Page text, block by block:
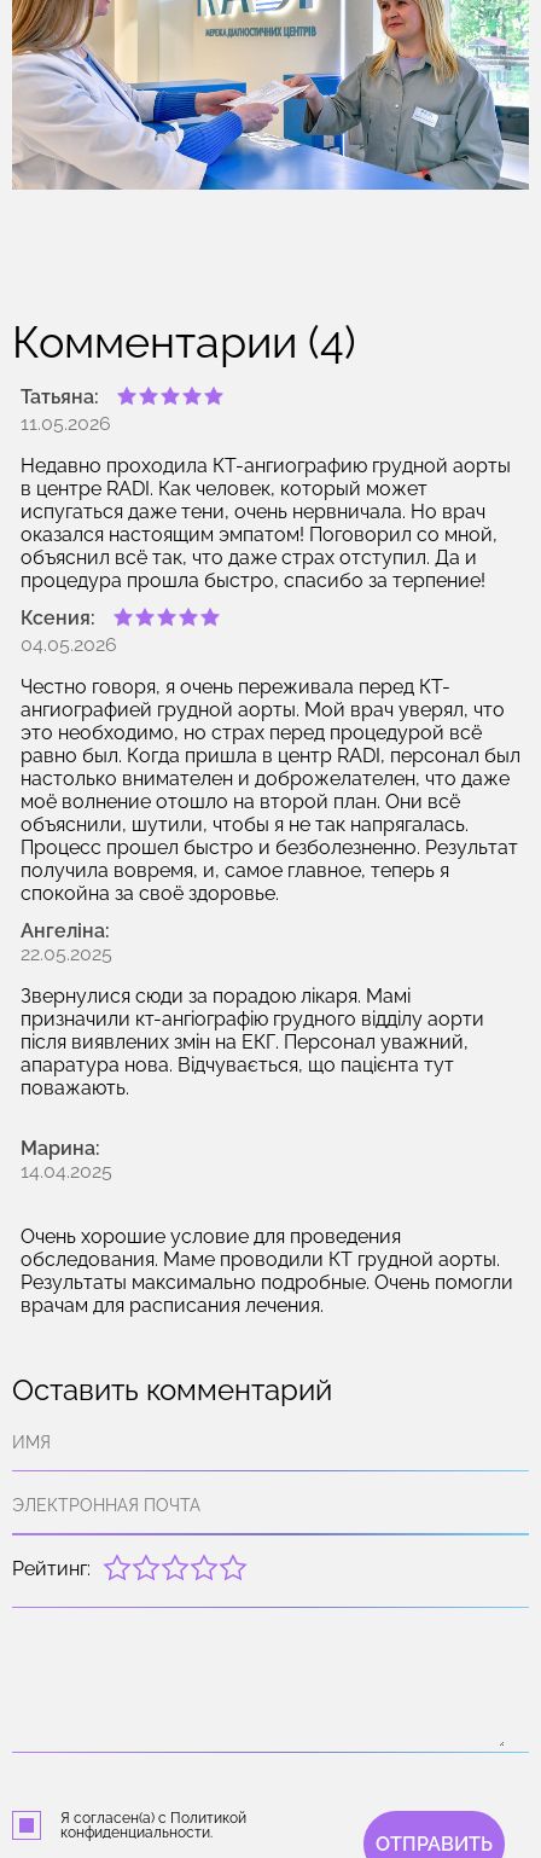
Комментарии (4)
Татьяна:
11.05.2026
Недавно проходила КТ-ангиографию грудной аорты
в центре RADI. Как человек, который может
испугаться даже тени, очень нервничала. Но врач
оказался настоящим эмпатом! Поговорил со мной,
объяснил всё так, что даже страх отступил. Да и
процедура прошла быстро, спасибо за терпение!
Ксения:
04.05.2026
Честно говоря, я очень переживала перед КТ-
ангиографией грудной аорты. Мой врач уверял, что
это необходимо, но страх перед процедурой всё
равно был. Когда пришла в центр RADI, персонал был
настолько внимателен и доброжелателен, что даже
моё волнение отошло на второй план. Они всё
объяснили, шутили, чтобы я не так напрягалась.
Процесс прошел быстро и безболезненно. Результат
получила вовремя, и, самое главное, теперь я
спокойна за своё здоровье.
Ангеліна:
22.05.2025
Звернулися сюди за порадою лікаря. Мамі
призначили кт-ангіографію грудного відділу аорти
після виявлених змін на ЕКГ. Персонал уважний,
апаратура нова. Відчувається, що пацієнта тут
поважають.
Марина:
14.04.2025
Очень хорошие условие для проведения
обследования. Маме проводили КТ грудной аорты.
Результаты максимально подробные. Очень помогли
врачам для расписания лечения.
Оставить комментарий
Рейтинг:
Я согласен(а) с Политикой
конфиденциальности.
ОТПРАВИТЬ